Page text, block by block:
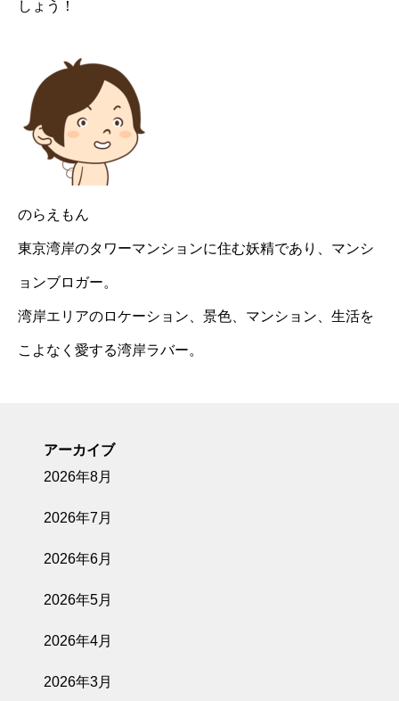
しょう！
のらえもん
東京湾岸のタワーマンションに住む妖精であり、マンシ
ョンブロガー。
湾岸エリアのロケーション、景色、マンション、生活を
こよなく愛する湾岸ラバー。
アーカイブ
2026年8月
2026年7月
2026年6月
2026年5月
2026年4月
2026年3月